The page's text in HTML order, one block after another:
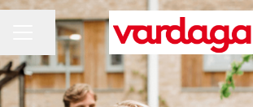
KARRIÄRMENY
Dela sidan